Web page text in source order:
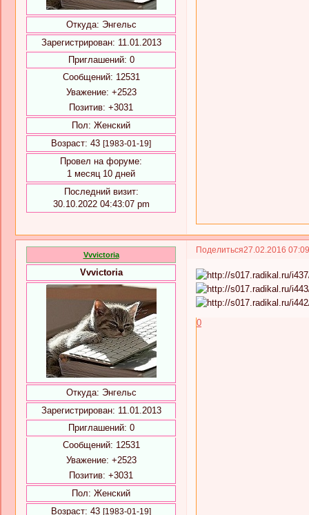
Откуда: Энгельс
Зарегистрирован: 11.01.2013
Приглашений: 0
Сообщений: 12531
Уважение: +2523
Позитив: +3031
Пол: Женский
Возраст: 43 [1983-01-19]
Провел на форуме:
1 месяц 10 дней
Последний визит:
30.10.2022 04:43:07 pm
Поделиться27.02.2016
Vvvictoria
Vvvictoria
Откуда: Энгельс
Зарегистрирован: 11.01.2013
Приглашений: 0
Сообщений: 12531
Уважение: +2523
Позитив: +3031
Пол: Женский
Возраст: 43 [1983-01-19]
0